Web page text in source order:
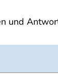
und